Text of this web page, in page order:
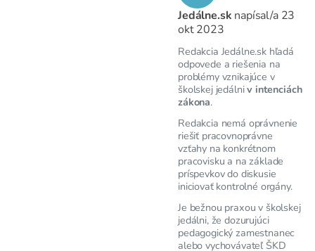
Jedálne.sk napísal/a 23
okt 2023
Redakcia Jedálne.sk hľadá
odpovede a riešenia na
problémy vznikajúce v
školskej jedálniv intenciách
zákona.
Redakcia nemá oprávnenie
riešiť pracovnoprávne
vzťahy na konkrétnom
pracovisku a na základe
príspevkov do diskusie
iniciovať kontrolné orgány.
Je bežnou praxou v školskej
jedálni, že dozurujúci
pedagogický zamestnanec
alebo vychovávateľ ŠKD